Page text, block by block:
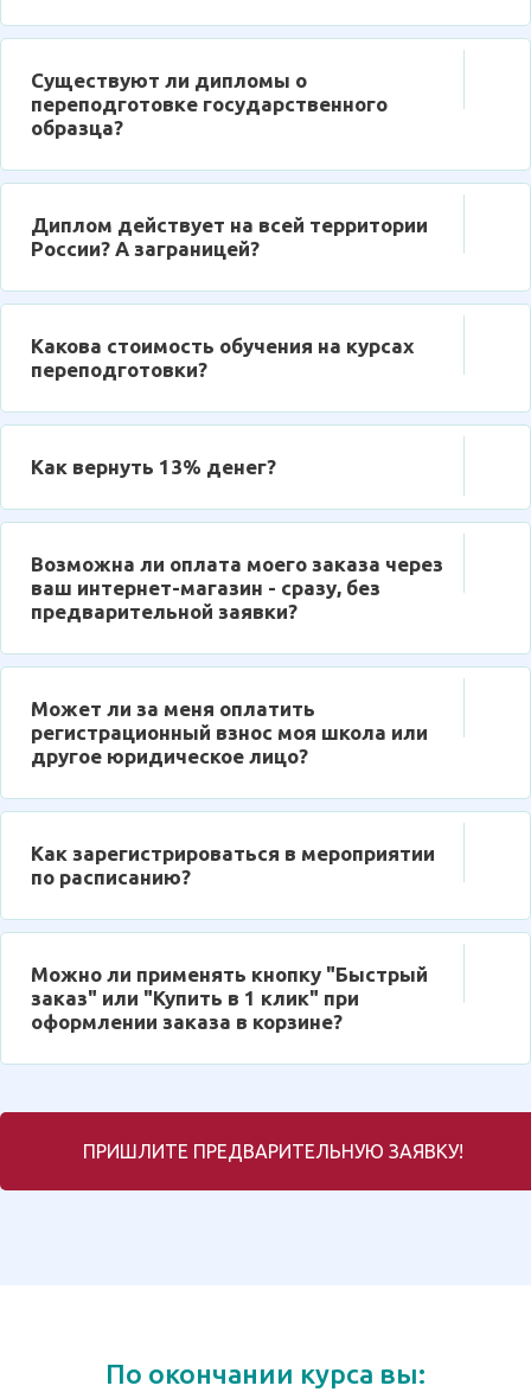
Существуют ли дипломы о
переподготовке государственного
образца?
Диплом действует на всей территории
России? А заграницей?
Какова стоимость обучения на курсах
переподготовки?
Как вернуть 13% денег?
Возможна ли оплата моего заказа через
ваш интернет-магазин - сразу, без
предварительной заявки?
Может ли за меня оплатить
регистрационный взнос моя школа или
другое юридическое лицо?
Как зарегистрироваться в мероприятии
по расписанию?
Можно ли применять кнопку "Быстрый
заказ" или "Купить в 1 клик" при
оформлении заказа в корзине?
ПРИШЛИТЕ ПРЕДВАРИТЕЛЬНУЮ ЗАЯВКУ!
По окончании курса вы: